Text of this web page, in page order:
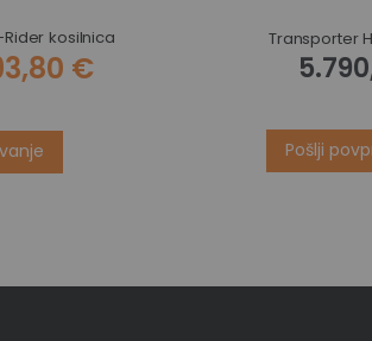
Rider kosilnica
€
Transporter
Pošlji